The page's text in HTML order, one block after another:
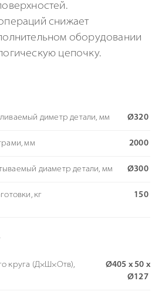
снижает
оборудовании
цепочку.
диметр детали, мм Ø320
мм 2000
диаметр детали, мм Ø300
кг 150
круга (Д×Ш×Отв),
Ø405 x 50 x
Ø127